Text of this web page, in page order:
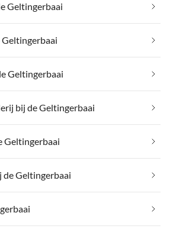
Geltingerbaai
Geltingerbaai
bij de Geltingerbaai
Geltingerbaai
de Geltingerbaai